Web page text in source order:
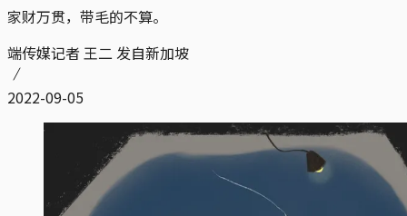
家财万贯，带毛的不算。
端传媒记者 王二 发自新加坡
2022-09-05